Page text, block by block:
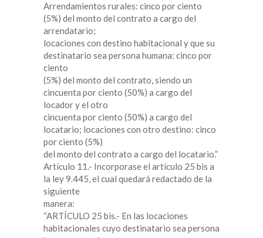
Arrendamientos rurales: cinco por ciento
(5%) del monto del contrato a cargo del
arrendatario;
locaciones con destino habitacional y que su
destinatario sea persona humana: cinco por
ciento
(5%) del monto del contrato, siendo un
cincuenta por ciento (50%) a cargo del
locador y el otro
cincuenta por ciento (50%) a cargo del
locatario; locaciones con otro destino: cinco
por ciento (5%)
del monto del contrato a cargo del locatario.”
Artículo 11.- Incorporase el artículo 25 bis a
la ley 9.445, el cual quedará redactado de la
siguiente
manera:
“ARTÍCULO 25 bis.- En las locaciones
habitacionales cuyo destinatario sea persona